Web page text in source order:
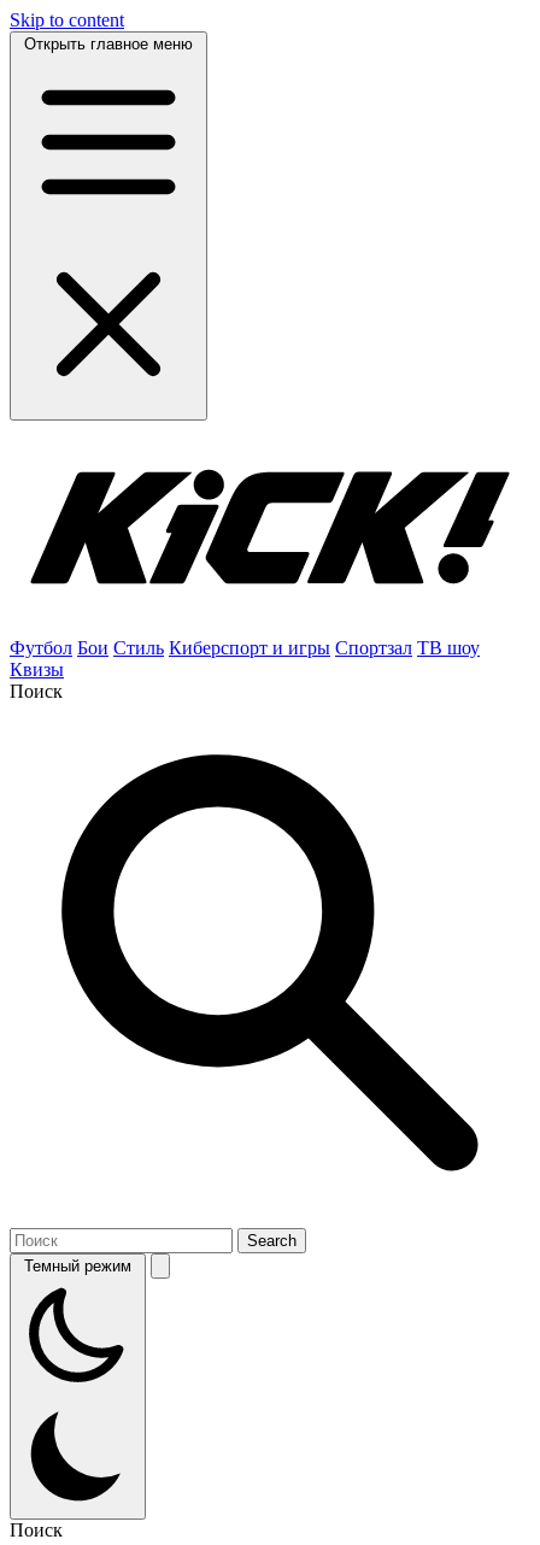
Skip to content
Открыть главное меню
Футбол Бои Стиль Киберспорт и игры Спортзал ТВ шоу
Квизы
Поиск
Темный режим
Поиск